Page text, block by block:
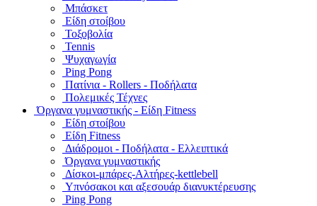
Μπάσκετ
Είδη στοίβου
Τοξοβολία
Tennis
Ψυχαγωγία
Ping Pong
Πατίνια - Rollers - Ποδήλατα
Πολεμικές Τέχνες
Όργανα γυμναστικής - Είδη Fitness
Είδη στοίβου
Είδη Fitness
Διάδρομοι - Ποδήλατα - Ελλειπτικά
Όργανα γυμναστικής
Δίσκοι-μπάρες-Αλτήρες-kettlebell
Υπνόσακοι και αξεσουάρ διανυκτέρευσης
Ping Pong